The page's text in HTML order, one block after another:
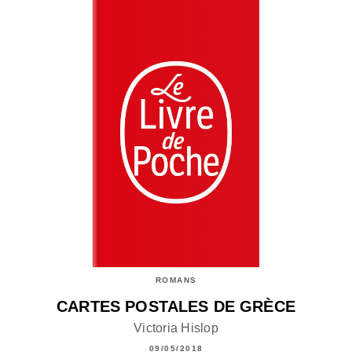
ROMANS
CARTES POSTALES DE GRÈCE
Victoria Hislop
09/05/2018